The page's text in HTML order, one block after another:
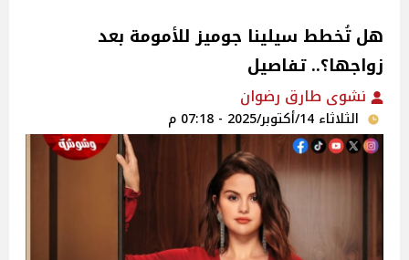
هل تُخطط سيلينا جوميز للأمومة بعد
زواجها؟.. تفاصيل
نشوى طارق رضوان
الثلاثاء 14/أكتوبر/2025 - 07:18 م